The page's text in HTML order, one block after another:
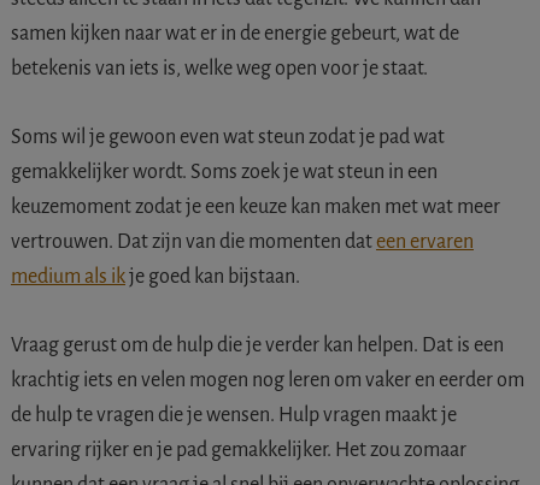
samen kijken naar wat er in de energie gebeurt, wat de
betekenis van iets is, welke weg open voor je staat.
Soms wil je gewoon even wat steun zodat je pad wat
gemakkelijker wordt. Soms zoek je wat steun in een
keuzemoment zodat je een keuze kan maken met wat meer
vertrouwen. Dat zijn van die momenten dateen ervaren
medium als ikje goed kan bijstaan.
Vraag gerust om de hulp die je verder kan helpen. Dat is een
krachtig iets en velen mogen nog leren om vaker en eerder om
de hulp te vragen die je wensen. Hulp vragen maakt je
ervaring rijker en je pad gemakkelijker. Het zou zomaar